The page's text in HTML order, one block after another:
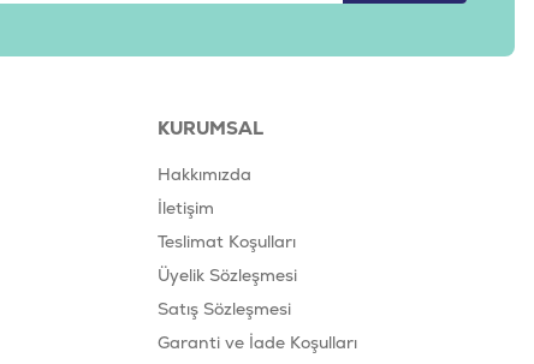
KURUMSAL
Hakkımızda
İletişim
Teslimat Koşulları
Üyelik Sözleşmesi
Satış Sözleşmesi
Garanti ve İade Koşulları